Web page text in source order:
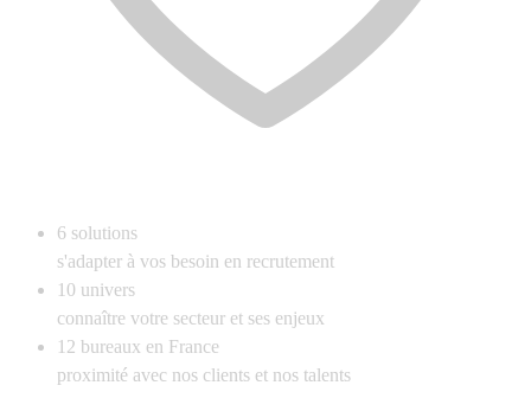
6 solutions
s'adapter à vos besoin en recrutement
10 univers
connaître votre secteur et ses enjeux
12 bureaux en France
proximité avec nos clients et nos talents